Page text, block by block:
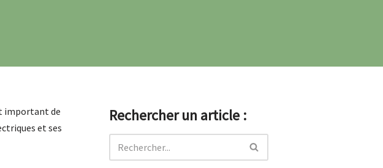
important de
et ses
Rechercher un article :